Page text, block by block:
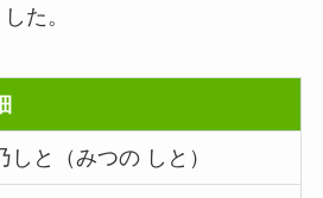
た。
しと（みつの しと）